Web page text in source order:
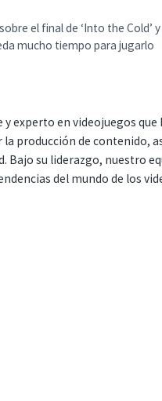
el final de ‘Into the Cold’
mucho tiempo para jugarlo
experto en videojuegos que
producción de contenido,
Bajo su liderazgo, nuestro
del mundo de los